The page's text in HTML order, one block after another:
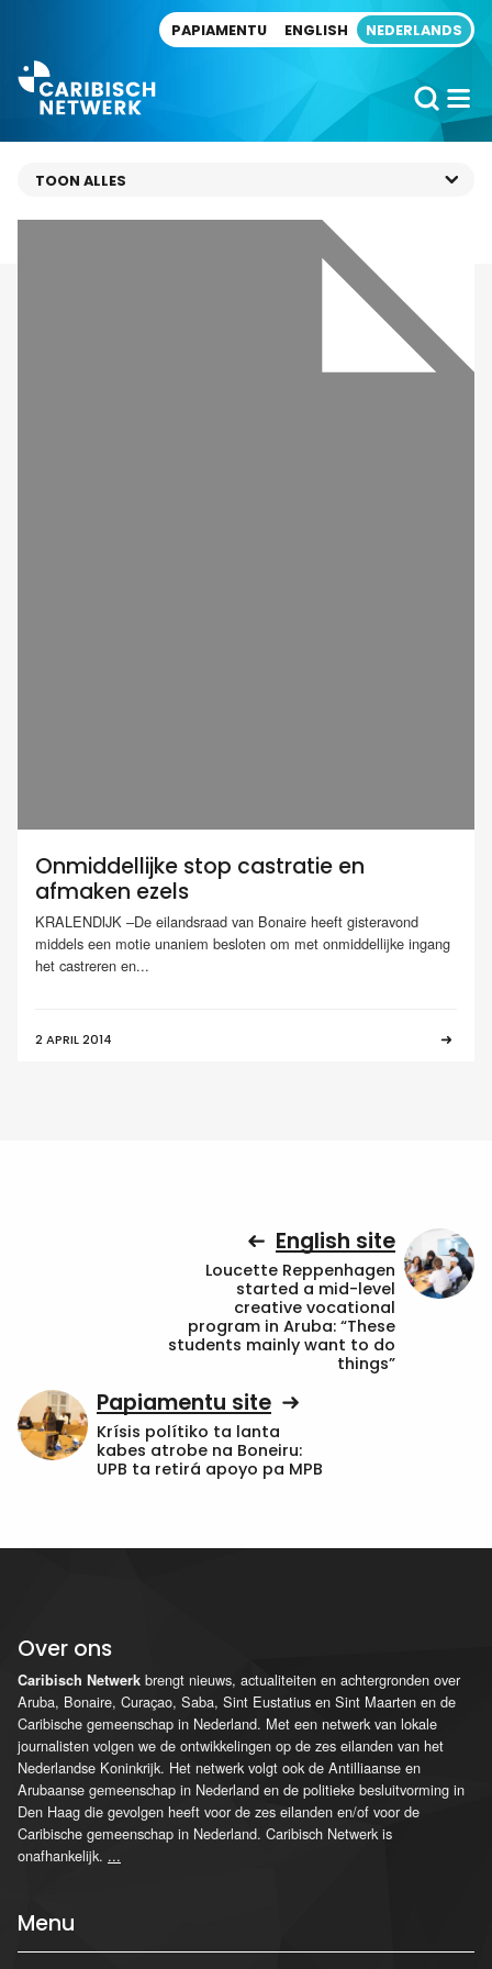
PAPIAMENTU ENGLISH NEDERLANDS
Onmiddellijke stop castratie en
afmaken ezels
KRALENDIJK –De eilandsraad van Bonaire heeft gisteravond
middels een motie unaniem besloten om met onmiddellijke ingang
het castreren en...
2 APRIL 2014
English site
Loucette Reppenhagen
started a mid-level
creative vocational
program in Aruba: “These
students mainly want to do
things”
Papiamentu site
Krísis polítiko ta lanta
kabes atrobe na Boneiru:
UPB ta retirá apoyo pa MPB
Over ons
Caribisch Netwerk brengt nieuws, actualiteiten en achtergronden over
Aruba, Bonaire, Curaçao, Saba, Sint Eustatius en Sint Maarten en de
Caribische gemeenschap in Nederland. Met een netwerk van lokale
journalisten volgen we de ontwikkelingen op de zes eilanden van het
Nederlandse Koninkrijk. Het netwerk volgt ook de Antilliaanse en
Arubaanse gemeenschap in Nederland en de politieke besluitvorming in
Den Haag die gevolgen heeft voor de zes eilanden en/of voor de
Caribische gemeenschap in Nederland. Caribisch Netwerk is
onafhankelijk. ...
Menu